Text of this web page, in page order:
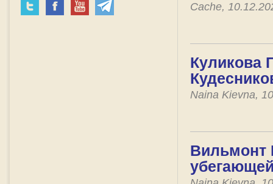
Cache,
Куликова
Naina Kievna,
Вильмонт